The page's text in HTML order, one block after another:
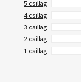
5 csillag
4 csillag
3 csillag
2 csillag
1 csillag